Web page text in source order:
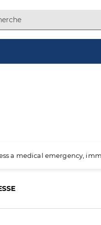
a medical emergency,